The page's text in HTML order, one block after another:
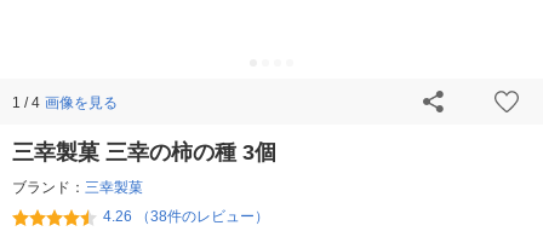
1 / 4 画像を見る
三幸製菓 三幸の柿の種 3個
ブランド： 三幸製菓
4.26 （38件のレビュー）